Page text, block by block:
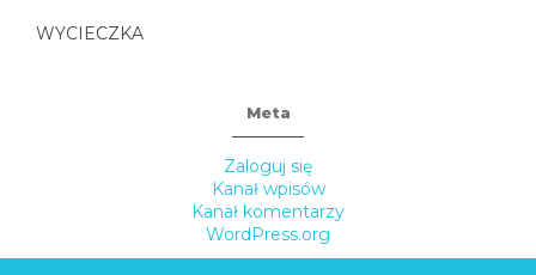
WYCIECZKA
Meta
Zaloguj się
Kanał wpisów
Kanał komentarzy
WordPress.org